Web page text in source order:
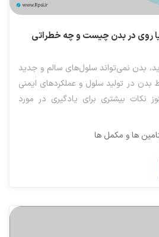
یا روی در بدن چیست و چه خطراتی
بدن نمی‌تواند سلول‌های سالم و جدید
بدن در تولید سلول و عملکردهای ایمنی
نکات بیشتری برای یادگیری در مورد
ها و مکمل ها